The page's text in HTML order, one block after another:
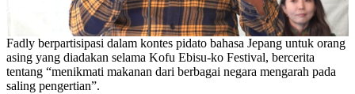
Fadly berpartisipasi dalam kontes pidato bahasa Jepang untuk orang
asing yang diadakan selama Kofu Ebisu-ko Festival, bercerita
tentang “menikmati makanan dari berbagai negara mengarah pada
saling pengertian”.